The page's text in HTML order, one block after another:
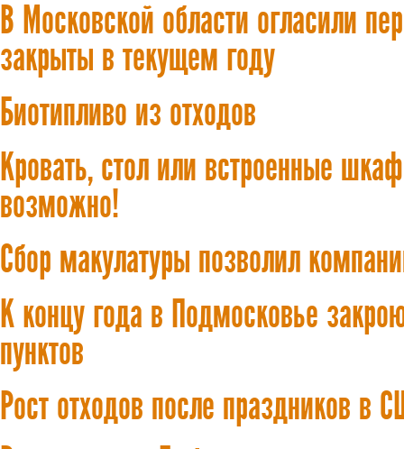
В Московской области огласили
закрыты в текущем году
Биотипливо из отходов
Кровать, стол или встроенные
возможно!
Сбор макулатуры позволил
К концу года в Подмосковье
пунктов
Рост отходов после праздников в